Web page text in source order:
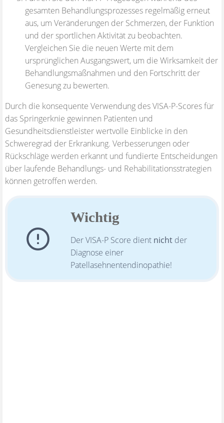
gesamten Behandlungsprozesses regelmäßig erneut
aus, um Veränderungen der Schmerzen, der Funktion
und der sportlichen Aktivität zu beobachten.
Vergleichen Sie die neuen Werte mit dem
ursprünglichen Ausgangswert, um die Wirksamkeit der
Behandlungsmaßnahmen und den Fortschritt der
Genesung zu bewerten.
Durch die konsequente Verwendung des VISA-P-Scores für
das Springerknie gewinnen Patienten und
Gesundheitsdienstleister wertvolle Einblicke in den
Schweregrad der Erkrankung. Verbesserungen oder
Rückschläge werden erkannt und fundierte Entscheidungen
über laufende Behandlungs- und Rehabilitationsstrategien
können getroffen werden.
Wichtig
Der VISA-P Score dient nicht der
Diagnose einer
Patellasehnentendinopathie!